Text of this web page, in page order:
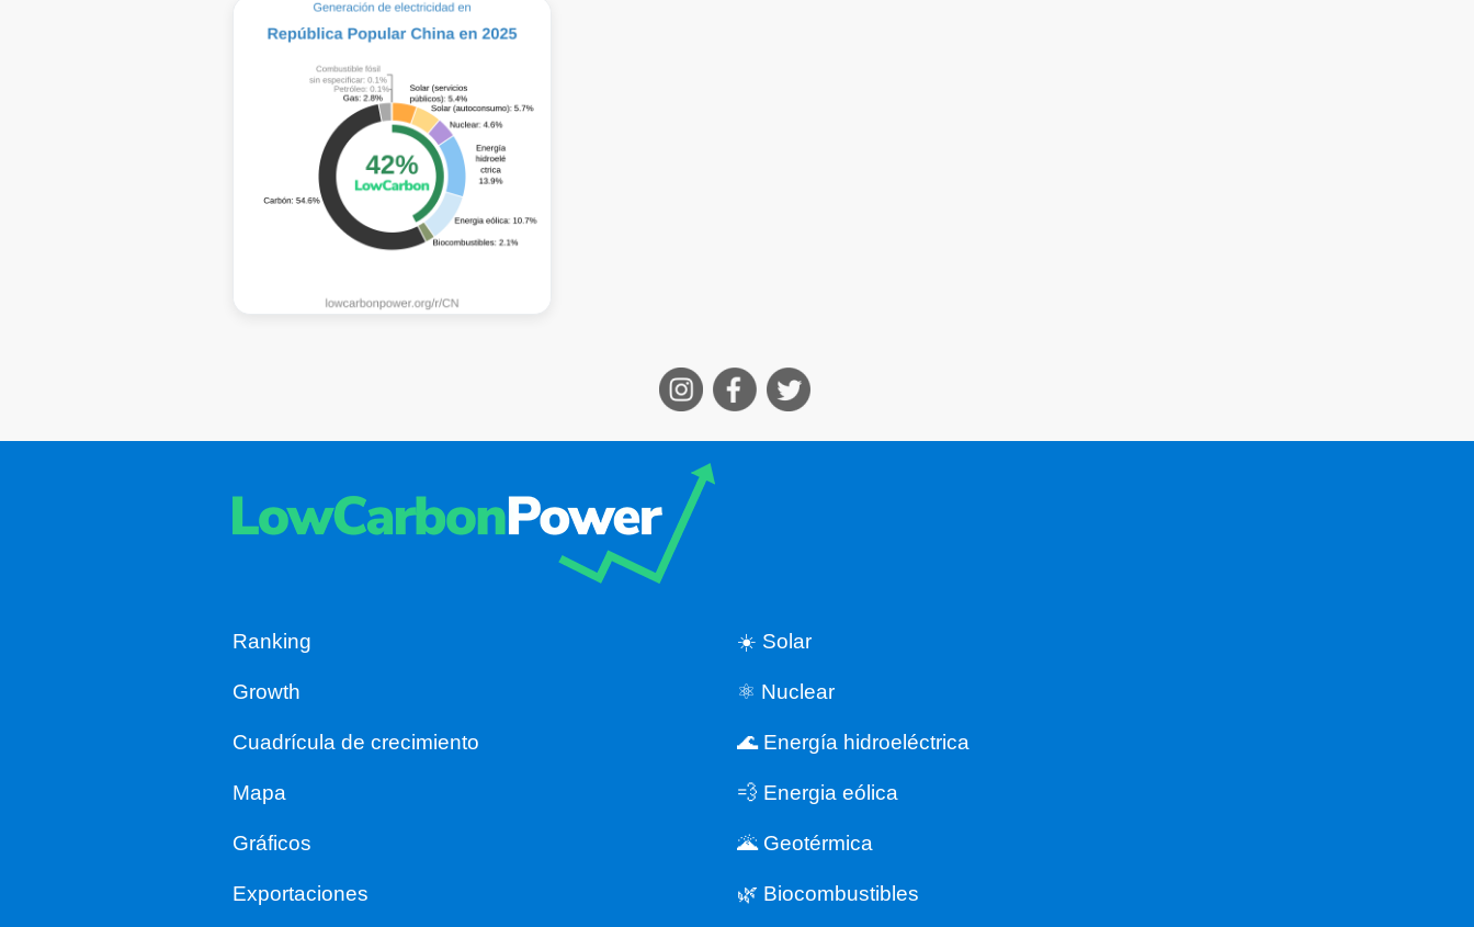
Ranking
Growth
Cuadrícula de crecimiento
Mapa
Gráficos
Exportaciones
☀️ Solar
⚛️ Nuclear
🌊 Energía hidroeléctrica
💨 Energia eólica
🌋 Geotérmica
🌿 Biocombustibles